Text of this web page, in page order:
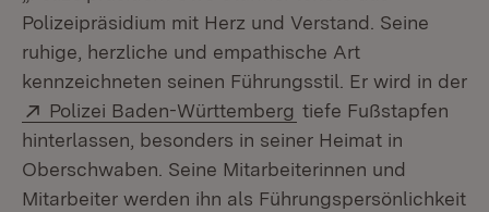
Polizeipräsidium mit Herz und Verstand. Seine
ruhige, herzliche und empathische Art
kennzeichneten seinen Führungsstil. Er wird in der
Extern:
Polizei Baden-Württemberg (Öffnet in neuem
tiefe Fußstapfen
hinterlassen, besonders in seiner Heimat in
Oberschwaben. Seine Mitarbeiterinnen und
Mitarbeiter werden ihn als Führungspersönlichkeit